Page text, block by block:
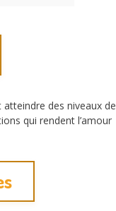
des niveaux de
qui rendent l’amour